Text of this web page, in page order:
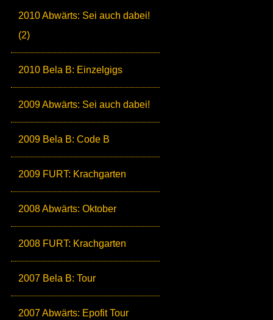
2010 Abwärts: Sei auch dabei!
(2)
2010 Bela B: Einzelgigs
2009 Abwärts: Sei auch dabei!
2009 Bela B: Code B
2009 FURT: Krachgarten
2008 Abwärts: Oktober
2008 FURT: Krachgarten
2007 Bela B: Tour
2007 Abwärts: Epofit Tour